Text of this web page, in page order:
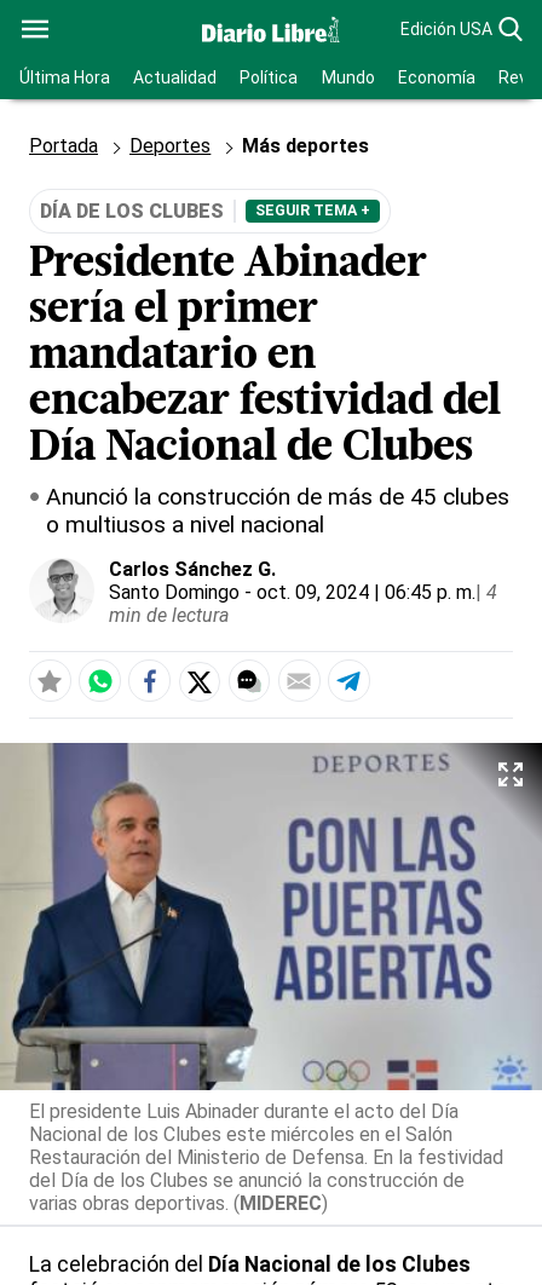
Edición USA
Última Hora Actualidad Política Mundo Economía
Portada Deportes Más deportes
DÍA DE LOS CLUBES SEGUIR TEMA +
Presidente Abinader
sería el primer
mandatario en
encabezar festividad del
Día Nacional de Clubes
Anunció la construcción de más de 45 clubes
o multiusos a nivel nacional
Carlos Sánchez G.
Santo Domingo - oct. 09, 2024 | 06:45 p. m.| 4
min de lectura
El presidente Luis Abinader durante el acto del Día
Nacional de los Clubes este miércoles en el Salón
Restauración del Ministerio de Defensa. En la festividad
del Día de los Clubes se anunció la construcción de
varias obras deportivas. (MIDEREC)
La celebración del Día Nacional de los Clubes